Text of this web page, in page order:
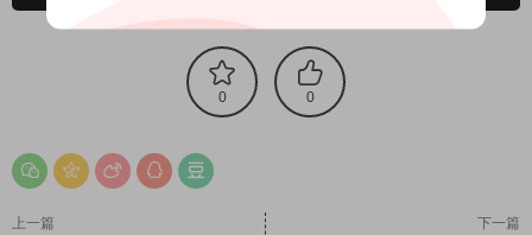
0 0
上一篇 下一篇